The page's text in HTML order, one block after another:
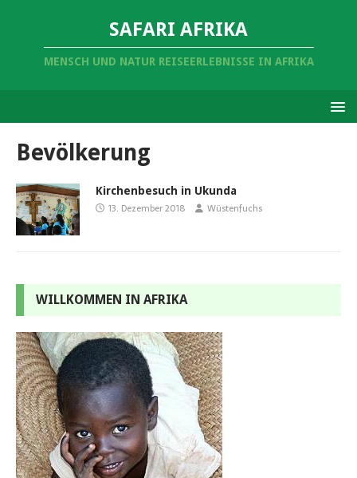
SAFARI AFRIKA
MENSCH UND NATUR REISEERLEBNISSE IN AFRIKA
Bevölkerung
Kirchenbesuch in Ukunda
13. Dezember 2018 Wüstenfuchs
WILLKOMMEN IN AFRIKA